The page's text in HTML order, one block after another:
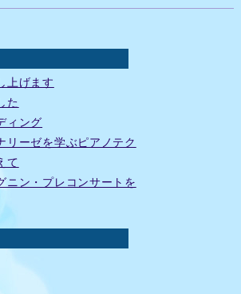
上げます
た
ィング
リーゼを学ぶピアノテク
て
ニン・プレコンサートを